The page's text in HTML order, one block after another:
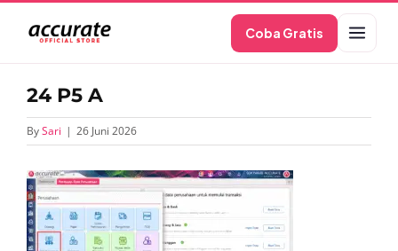
content
Coba Gratis
24 P5 A
BySari | 26 Juni 2026